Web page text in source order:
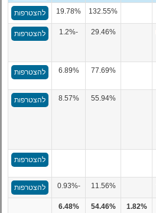
132.55%
19.78% להצטרפות
29.46%
-1.2% להצטרפות
77.69%
6.89% להצטרפות
55.94%
8.57% להצטרפות
להצטרפות
11.56%
-0.93% להצטרפות
1.82%
54.46%
6.48%